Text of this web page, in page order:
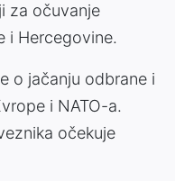
za očuvanje
i Hercegovine.
o jačanju odbrane i
i NATO-a.
očekuje